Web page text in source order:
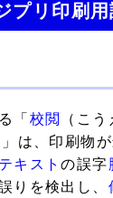
プリ印刷
「 校閲
（こう
は、印刷物
テキストの誤字
りを検出し、